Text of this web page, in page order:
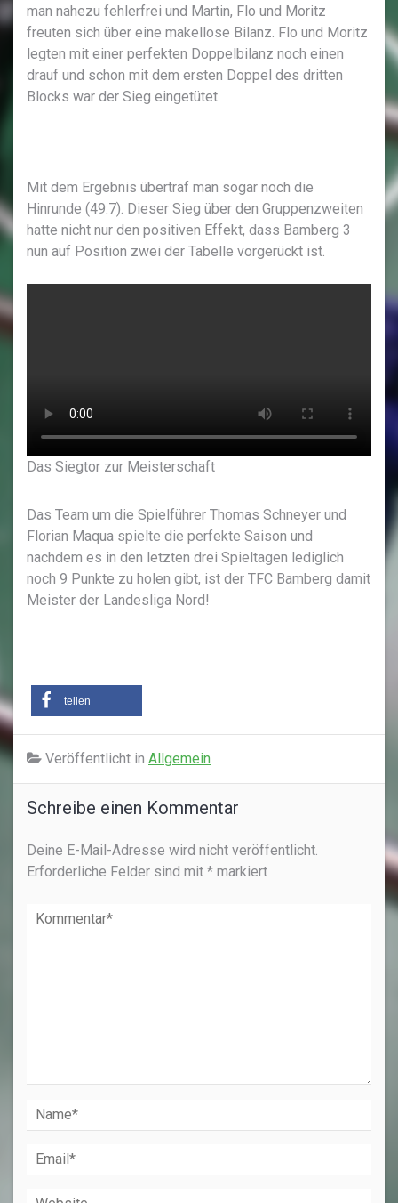
man nahezu fehlerfrei und Martin, Flo und Moritz
freuten sich über eine makellose Bilanz. Flo und Moritz
legten mit einer perfekten Doppelbilanz noch einen
drauf und schon mit dem ersten Doppel des dritten
Blocks war der Sieg eingetütet.
Mit dem Ergebnis übertraf man sogar noch die
Hinrunde (49:7). Dieser Sieg über den Gruppenzweiten
hatte nicht nur den positiven Effekt, dass Bamberg 3
nun auf Position zwei der Tabelle vorgerückt ist.
Das Siegtor zur Meisterschaft
Das Team um die Spielführer Thomas Schneyer und
Florian Maqua spielte die perfekte Saison und
nachdem es in den letzten drei Spieltagen lediglich
noch 9 Punkte zu holen gibt, ist der TFC Bamberg damit
Meister der Landesliga Nord!
teilen
Veröffentlicht in Allgemein
Schreibe einen Kommentar
Deine E-Mail-Adresse wird nicht veröffentlicht.
Erforderliche Felder sind mit * markiert